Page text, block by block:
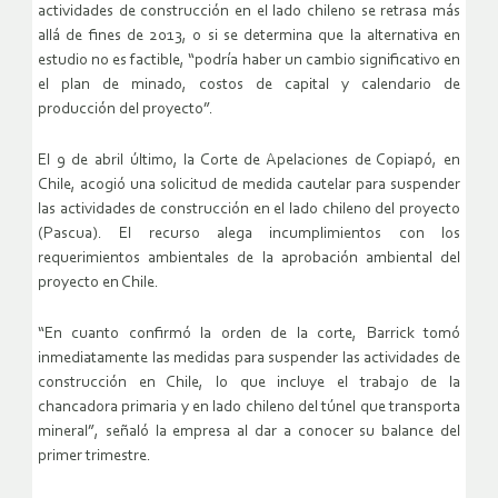
actividades de construcción en el lado chileno se retrasa más
allá de fines de 2013, o si se determina que la alternativa en
estudio no es factible, “podría haber un cambio significativo en
el plan de minado, costos de capital y calendario de
producción del proyecto”.
El 9 de abril último, la Corte de Apelaciones de Copiapó, en
Chile, acogió una solicitud de medida cautelar para suspender
las actividades de construcción en el lado chileno del proyecto
(Pascua). El recurso alega incumplimientos con los
requerimientos ambientales de la aprobación ambiental del
proyecto en Chile.
“En cuanto confirmó la orden de la corte, Barrick tomó
inmediatamente las medidas para suspender las actividades de
construcción en Chile, lo que incluye el trabajo de la
chancadora primaria y en lado chileno del túnel que transporta
mineral”, señaló la empresa al dar a conocer su balance del
primer trimestre.